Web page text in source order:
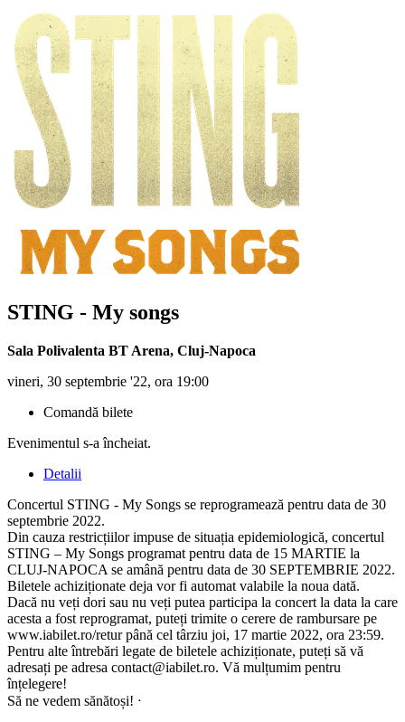
STING - My songs
Sala Polivalenta BT Arena, Cluj-Napoca
vineri, 30 septembrie '22, ora 19:00
Comandă bilete
Evenimentul s-a încheiat.
Detalii
Concertul STING - My Songs se reprogramează pentru data de 30
septembrie 2022.
Din cauza restricțiilor impuse de situația epidemiologică, concertul
STING – My Songs programat pentru data de 15 MARTIE la
CLUJ-NAPOCA se amână pentru data de 30 SEPTEMBRIE 2022.
Biletele achiziționate deja vor fi automat valabile la noua dată.
Dacă nu veți dori sau nu veți putea participa la concert la data la care
acesta a fost reprogramat, puteți trimite o cerere de rambursare pe
www.iabilet.ro/retur până cel târziu joi, 17 martie 2022, ora 23:59.
Pentru alte întrebări legate de biletele achiziționate, puteți să vă
adresați pe adresa contact@iabilet.ro. Vă mulțumim pentru
înțelegere!
Să ne vedem sănătoși! ᐧ